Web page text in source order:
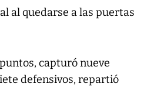
al quedarse a las puertas
capturó nueve
defensivos, repartió